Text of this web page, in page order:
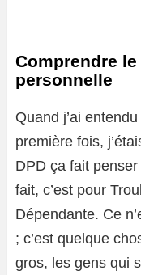
Comprendre
personnelle
Quand j’ai
première fois,
DPD ça fait
fait, c’est pour
Dépendante. Ce
; c’est quelque
gros, les gens qui